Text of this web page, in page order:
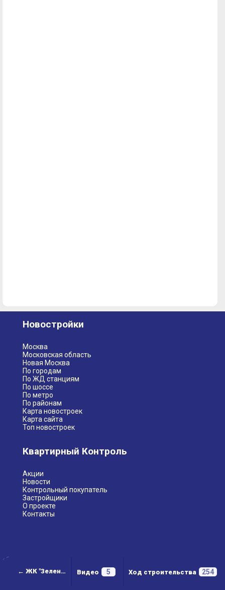
← ЖК "Зеленые аллеи" Видео 5 Ход строительства 254
Новостройки
Москва
Московская область
Новая Москва
По городам
По ЖД станциям
По шоссе
По метро
По районам
Карта новостроек
Карта сайта
Топ новостроек
Квартирный Контроль
Акции
Новости
Контрольный покупатель
Застройщики
О проекте
Контакты